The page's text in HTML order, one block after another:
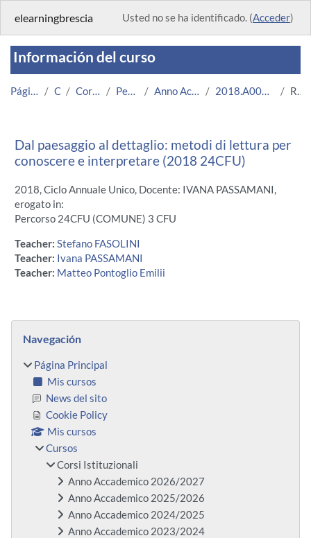
elearningbrescia Usted no se ha identificado. (Acceder)
Información del curso
Página Principal Cursos Corsi Istituzionali Percorso 24CFU Anno Accademico 2018/2019 2018.A004976.24CFU-17.N0.15453 Resumen
Dal paesaggio al dettaglio: metodi di lettura per
conoscere e interpretare (2018 24CFU)
2018, Ciclo Annuale Unico, Docente: IVANA PASSAMANI,
erogato in:
Percorso 24CFU (COMUNE) 3 CFU
Teacher: Stefano FASOLINI
Teacher: Ivana PASSAMANI
Teacher: Matteo Pontoglio Emilii
Bloques
Navegación
Página Principal
Mis cursos
News del sito
Cookie Policy
Mis cursos
Cursos
Corsi Istituzionali
Anno Accademico 2026/2027
Anno Accademico 2025/2026
Anno Accademico 2024/2025
Anno Accademico 2023/2024